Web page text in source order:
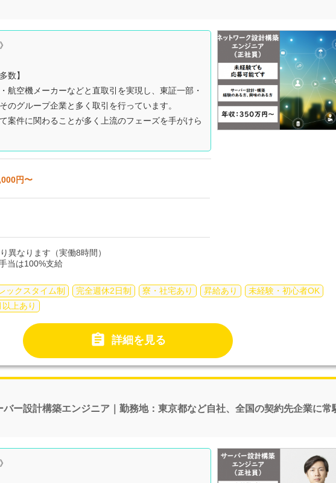
数】
航空機メーカーなどと直取引を実現し、東証一部・
のグループ企業と多く取引を行っています。
案件に関わることが多く上流のフェーズを手がけら
円〜
異なります（実働8時間）
当は100%支給
ックスタイム制 完全週休2日制 寮・社宅あり 昇給あり
未経験・初心者OK
上あり
 詳細を見る
バー設計構築エンジニア｜勤務地：東京都など自社、全国の契約先企業に常